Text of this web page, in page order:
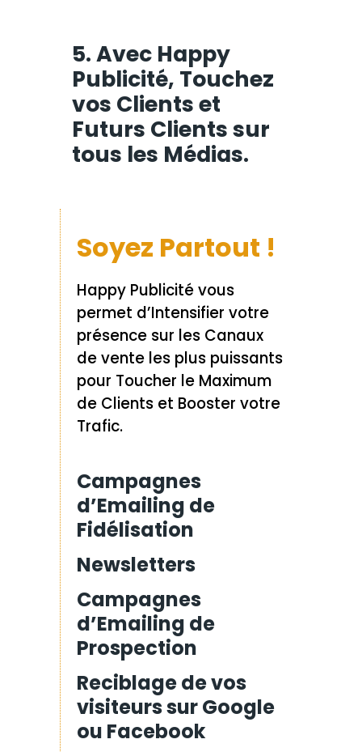
5. Avec Happy
Publicité, Touchez
vos Clients et
Futurs Clients sur
tous les Médias.
Soyez Partout !
Happy Publicité vous
permet d’Intensifier votre
présence sur les Canaux
de vente les plus puissants
pour Toucher le Maximum
de Clients et Booster votre
Trafic.
Campagnes
d’Emailing de
Fidélisation
Newsletters
Campagnes
d’Emailing de
Prospection
Reciblage de vos
visiteurs sur Google
ou Facebook